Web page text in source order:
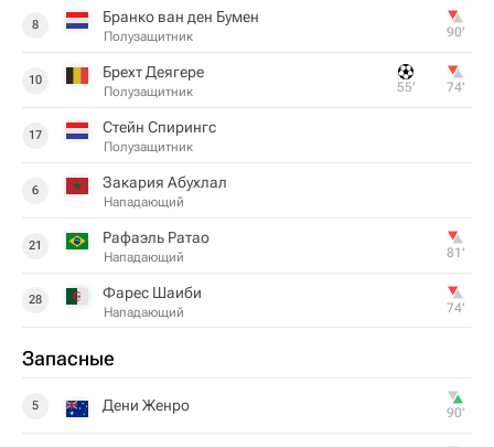
8 Бранко ван ден Бумен
Полузащитник 90‎’‎
10 Брехт Деягере
Полузащитник 55‎’‎ 74‎’‎
17 Стейн Спирингс
Полузащитник
6 Закария Абухлал
Нападающий
21 Рафаэль Ратао
Нападающий 81‎’‎
28 Фарес Шаиби
Нападающий 74‎’‎
Запасные
5 Дени Женро 90‎’‎